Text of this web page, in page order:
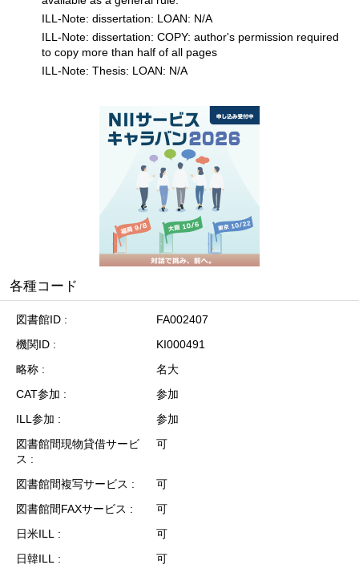
ILL-Note: dissertation: LOAN: N/A
ILL-Note: dissertation: COPY: author's permission required
to copy more than half of all pages
ILL-Note: Thesis: LOAN: N/A
各種コード
図書館ID
FA002407
機関ID
KI000491
略称
名大
CAT参加
参加
ILL参加
参加
図書館間現物貸借サービ
ス
可
図書館間複写サービス
可
図書館間FAXサービス
可
日米ILL
可
日韓ILL
可